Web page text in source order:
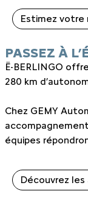
Estimez votre
PASSEZ À
Ë-BERLINGO
280 km
Chez GEMY
équipes
Découvrez